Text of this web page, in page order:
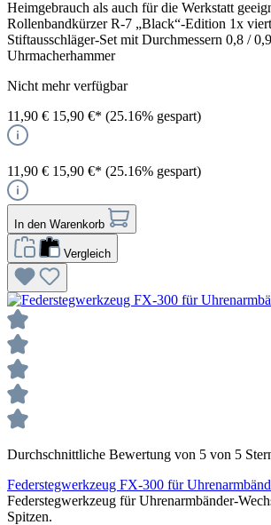
Heimgebrauch als auch für die Werkstatt
Rollenbandkürzer R-7 „Black“-Edition 1x
Stiftausschläger-Set mit Durchmessern 0,8 /
Uhrmacherhammer
Nicht mehr verfügbar
11,90 € 15,90 €* (25.16% gespart)
11,90 € 15,90 €* (25.16% gespart)
In den Warenkorb
Vergleich
Durchschnittliche Bewertung von 5 von 5
Federstegwerkzeug FX-300 für
Federstegwerkzeug für Uhrenarmbänder-
Spitzen.